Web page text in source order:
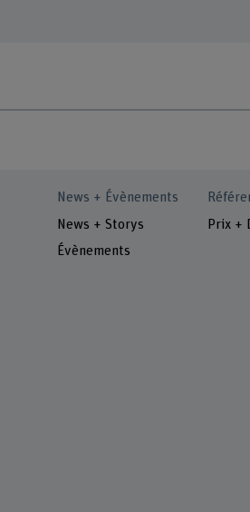
News + Évènements
News + Storys
Évènements
Prix +